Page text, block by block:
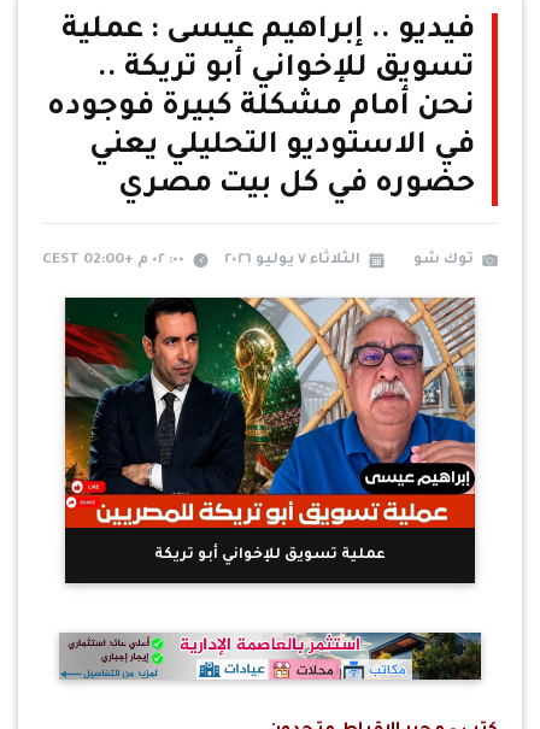
فيديو .. إبراهيم عيسى : عملية
تسويق للإخواني أبو تريكة ..
نحن أمام مشكلة كبيرة فوجوده
في الاستوديو التحليلي يعني
حضوره في كل بيت مصري
توك شو الثلاثاء ٧ يوليو ٢٠٢٦ ٠٠: ٠٢ م +02:00 CEST
عملية تسويق للإخواني أبو تريكة